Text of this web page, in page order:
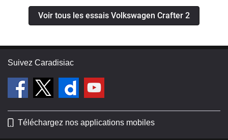
Voir tous les essais Volkswagen Crafter 2
Suivez Caradisiac
Téléchargez nos applications mobiles